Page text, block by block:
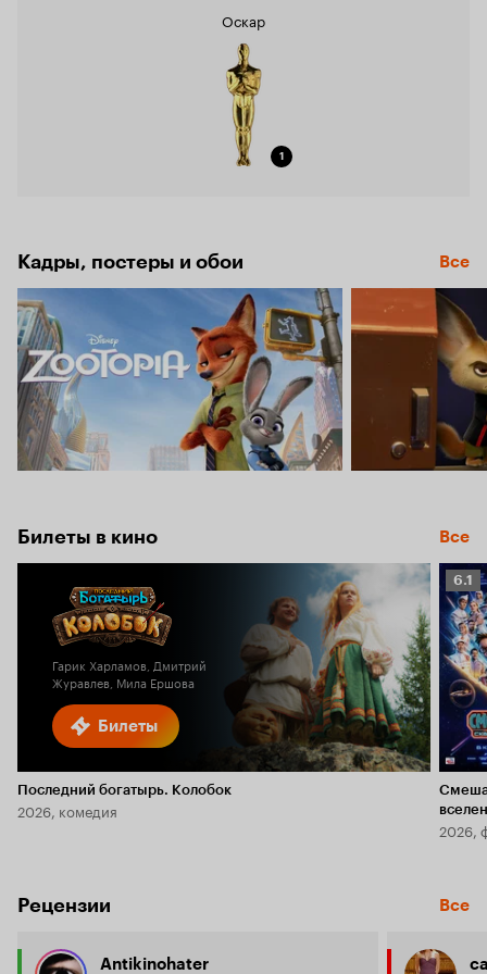
Оскар
1
Кадры, постеры и обои Все
Билеты в кино Все
Билеты
Гарик Харламов, Дмитрий
Журавлев, Мила Ершова
Последний богатырь. Колобок
2026, комедия
6.1
6.1
2026,
Рецензии Все
Antikinohater